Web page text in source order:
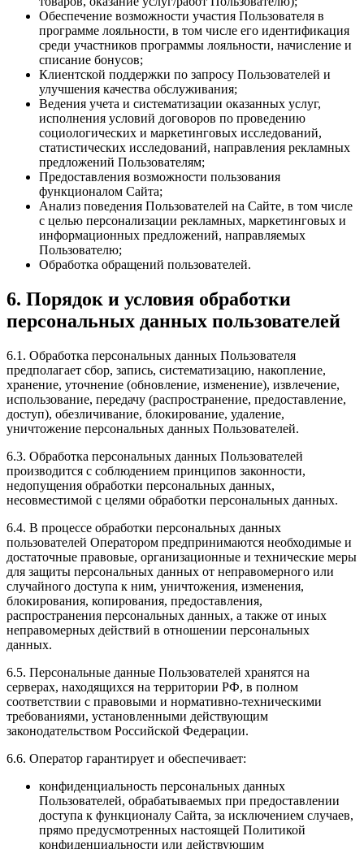
Обеспечение возможности участия Пользователя в
программе лояльности, в том числе его идентификация
среди участников программы лояльности, начисление и
списание бонусов;
Клиентской поддержки по запросу Пользователей и
улучшения качества обслуживания;
Ведения учета и систематизации оказанных услуг,
исполнения условий договоров по проведению
социологических и маркетинговых исследований,
статистических исследований, направления рекламных
предложений Пользователям;
Предоставления возможности пользования
функционалом Сайта;
Анализ поведения Пользователей на Сайте, в том числе
с целью персонализации рекламных, маркетинговых и
информационных предложений, направляемых
Пользователю;
Обработка обращений пользователей.
6. Порядок и условия обработки
персональных данных пользователей
6.1. Обработка персональных данных Пользователя
предполагает сбор, запись, систематизацию, накопление,
хранение, уточнение (обновление, изменение), извлечение,
использование, передачу (распространение, предоставление,
доступ), обезличивание, блокирование, удаление,
уничтожение персональных данных Пользователей.
6.3. Обработка персональных данных Пользователей
производится с соблюдением принципов законности,
недопущения обработки персональных данных,
несовместимой с целями обработки персональных данных.
6.4. В процессе обработки персональных данных
пользователей Оператором предпринимаются необходимые и
достаточные правовые, организационные и технические меры
для защиты персональных данных от неправомерного или
случайного доступа к ним, уничтожения, изменения,
блокирования, копирования, предоставления,
распространения персональных данных, а также от иных
неправомерных действий в отношении персональных
данных.
6.5. Персональные данные Пользователей хранятся на
серверах, находящихся на территории РФ, в полном
соответствии с правовыми и нормативно-техническими
требованиями, установленными действующим
законодательством Российской Федерации.
6.6. Оператор гарантирует и обеспечивает:
конфиденциальность персональных данных
Пользователей, обрабатываемых при предоставлении
доступа к функционалу Сайта, за исключением случаев,
прямо предусмотренных настоящей Политикой
конфиденциальности или действующим